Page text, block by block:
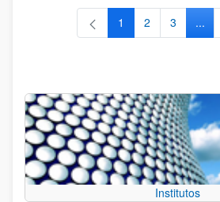
Página
1 Página
2 Página
3 ...
Institutos